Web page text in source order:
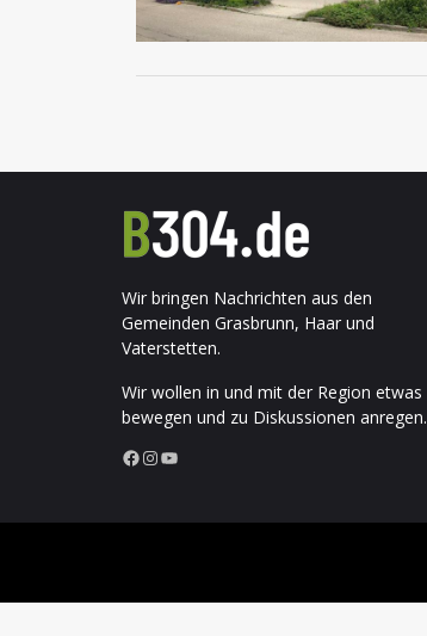
Wir bringen Nachrichten aus den
Gemeinden Grasbrunn, Haar und
Vaterstetten.
Wir wollen in und mit der Region etwas
bewegen und zu Diskussionen anregen.
Facebook InstagramYouTube